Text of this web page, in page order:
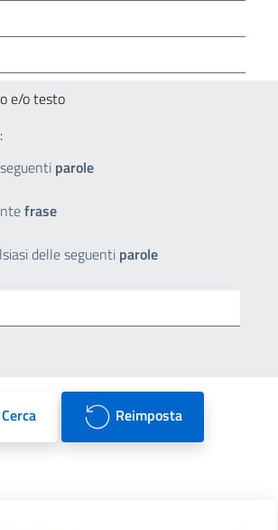
e/o testo
parole
frase
delle seguenti parole
Cerca Reimposta